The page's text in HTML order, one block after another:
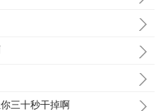
三十秒干掉啊